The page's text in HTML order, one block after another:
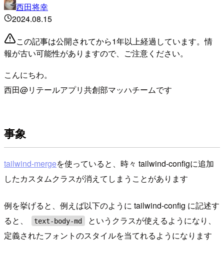
西田将幸
2024.08.15
この記事は公開されてから1年以上経過しています。情
報が古い可能性がありますので、ご注意ください。
こんにちわ。
西田@リテールアプリ共創部マッハチームです
事象
tailwind-mergeを使っていると、時々 tailwind-configに追加
したカスタムクラスが消えてしまうことがあります
例を挙げると、例えば以下のように tailwind-config に記述す
ると、
text-body-md
というクラスが使えるようになり、
定義されたフォントのスタイルを当てれるようになります